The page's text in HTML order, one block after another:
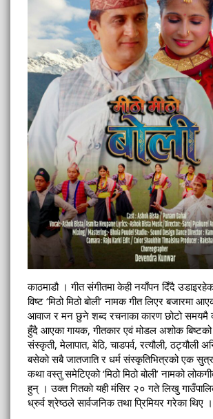
काठमाडौ । गीत संगीतमा केही नयाँपन दिँदै
विष्ट ‘मिठो मिठो बोली’ नामक गीत लिएर
आवाज र मन छुने शब्द रचनाका कारण छोटो समयमै
हुँदै आएका गायक, गीतकार एवं मोडल अशोक बिष्टको
संस्कृती, मेलापात, बेठि, चाडपर्व, रत्यौली, ठट्यौली
बसेको सबै जातजाति र धर्म संस्कृतिभित्रको एक सुत्र
कथा वस्तु समेटिएको ‘मिठो मिठो बोली’ नामको
हुन् । उक्त गितको यही मंसिर २० गते लिखु
ध्रुर्व श्रेष्ठले सार्वजनिक तथा प्रिमियर गरेका थिए ।